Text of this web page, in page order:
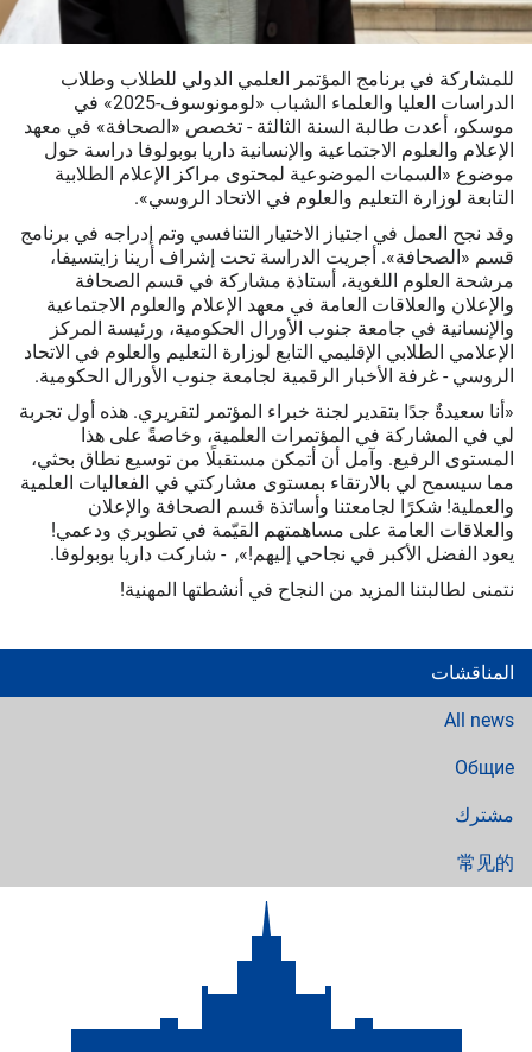
للمشاركة في برنامج المؤتمر العلمي الدولي للطلاب وطلاب
الدراسات العليا والعلماء الشباب «لومونوسوف-2025» في
موسكو، أعدت طالبة السنة الثالثة - تخصص «الصحافة» في معهد
الإعلام والعلوم الاجتماعية والإنسانية داريا بوبولوفا دراسة حول
موضوع «السمات الموضوعية لمحتوى مراكز الإعلام الطلابية
التابعة لوزارة التعليم والعلوم في الاتحاد الروسي».
وقد نجح العمل في اجتياز الاختيار التنافسي وتم إدراجه في برنامج
قسم «الصحافة». أجريت الدراسة تحت إشراف أرينا زايتسيفا،
مرشحة العلوم اللغوية، أستاذة مشاركة في قسم الصحافة
والإعلان والعلاقات العامة في معهد الإعلام والعلوم الاجتماعية
والإنسانية في جامعة جنوب الأورال الحكومية، ورئيسة المركز
الإعلامي الطلابي الإقليمي التابع لوزارة التعليم والعلوم في الاتحاد
الروسي - غرفة الأخبار الرقمية لجامعة جنوب الأورال الحكومية.
«أنا سعيدةٌ جدًا بتقدير لجنة خبراء المؤتمر لتقريري. هذه أول تجربة
لي في المشاركة في المؤتمرات العلمية، وخاصةً على هذا
المستوى الرفيع. وآمل أن أتمكن مستقبلًا من توسيع نطاق بحثي،
مما سيسمح لي بالارتقاء بمستوى مشاركتي في الفعاليات العلمية
والعملية! شكرًا لجامعتنا وأساتذة قسم الصحافة والإعلان
والعلاقات العامة على مساهمتهم القيّمة في تطويري ودعمي!
يعود الفضل الأكبر في نجاحي إليهم!», - شاركت داريا بوبولوفا.
نتمنى لطالبتنا المزيد من النجاح في أنشطتها المهنية!
المناقشات
All news
Общие
مشترك
常见的